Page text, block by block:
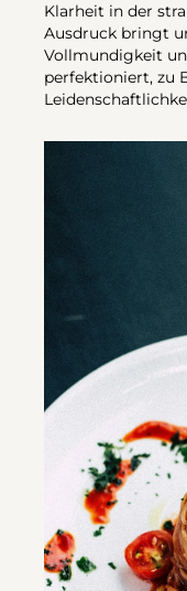
Klarheit in der
Ausdruck bringt
Vollmundigkeit
perfektioniert, zu